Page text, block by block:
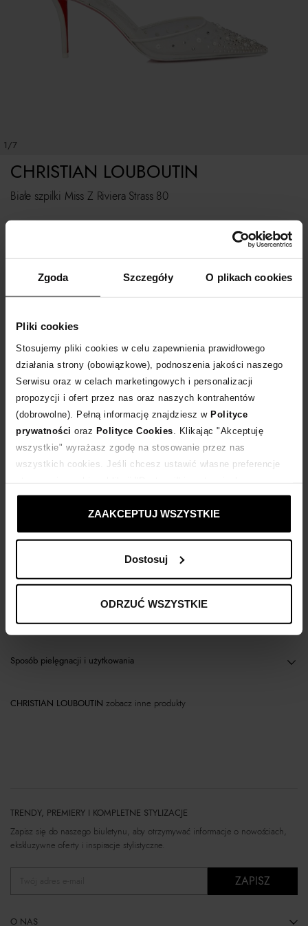
Zgoda Szczegóły O plikach cookies
Pliki cookies
Stosujemy pliki cookies w celu zapewnienia prawidłowego
działania strony (obowiązkowe), podnoszenia jakości naszego
Serwisu oraz w celach marketingowych i personalizacji
propozycji i ofert przez nas oraz naszych kontrahentów
(dobrowolne). Pełną informację znajdziesz w Polityce
prywatności oraz Polityce Cookies . Klikając "Akceptuję
wszystkie" wyrażasz zgodę na stosowanie przez nas
wszystkich cookies. Jeśli chcesz ustawić własne preferencje
ustawienia prywatności.
ZAAKCEPTUJ WSZYSTKIE
Dostosuj
ODRZUĆ WSZYSTKIE
1/7
Białe szpilki Miss Z Riviera Strass 80
CHRISTIAN LOUBOUTIN
POWIADOM O DOSTAWIE
Dostawa od 0 zł
14 dni na zwrot towaru
+864 punktówzyskujesz w Klubie Korzyści Sprawdź
Kup teraz, Zapłać później!
Opis produktu
Sposób pielęgnacji i użytkowania
CHRISTIAN LOUBOUTIN zobacz inne produkty
TRENDY, PREMIERY I KOMPLETNE STYLIZACJE
Zapisz się do naszego biuletynu, aby otrzymywać informacje o nowościach,
ekskluzywne oferty i inspiracje stylistyczne.
ZAPISZ
O NAS